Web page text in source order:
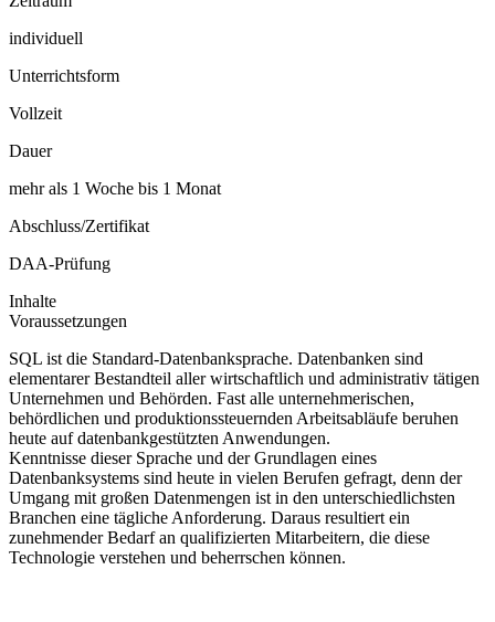
individuell
Unterrichtsform
Vollzeit
Dauer
mehr als 1 Woche bis 1 Monat
Abschluss/Zertifikat
DAA-Prüfung
Inhalte
Voraussetzungen
SQL ist die Standard-Datenbanksprache. Datenbanken sind
elementarer Bestandteil aller wirtschaftlich und administrativ tätigen
Unternehmen und Behörden. Fast alle unternehmerischen,
behördlichen und produktionssteuernden Arbeitsabläufe beruhen
heute auf datenbankgestützten Anwendungen.
Kenntnisse dieser Sprache und der Grundlagen eines
Datenbanksystems sind heute in vielen Berufen gefragt, denn der
Umgang mit großen Datenmengen ist in den unterschiedlichsten
Branchen eine tägliche Anforderung. Daraus resultiert ein
zunehmender Bedarf an qualifizierten Mitarbeitern, die diese
Technologie verstehen und beherrschen können.